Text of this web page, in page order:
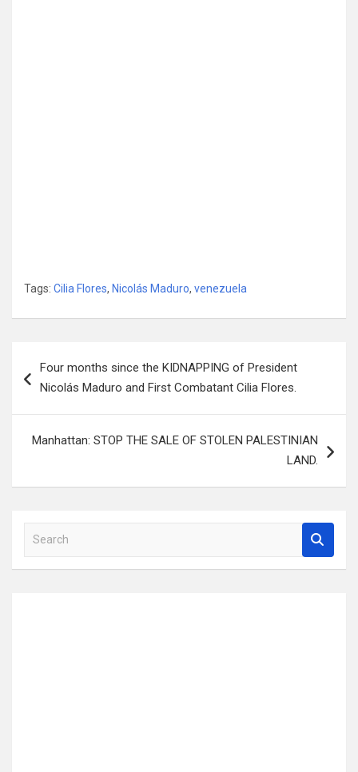
Tags: Cilia Flores, Nicolás Maduro, venezuela
navigation
Four months since the KIDNAPPING of President
Nicolás Maduro and First Combatant Cilia Flores.
Manhattan: STOP THE SALE OF STOLEN PALESTINIAN
LAND.
a